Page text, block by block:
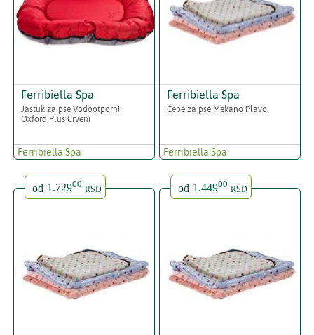
Ferribiella Spa
Jastuk za pse Vodootporni
Oxford Plus Crveni
Ferribiella Spa
Ferribiella Spa
Ćebe za pse Mekano Plavo
Ferribiella Spa
od 1.72900 RSD od 1.44900 RSD